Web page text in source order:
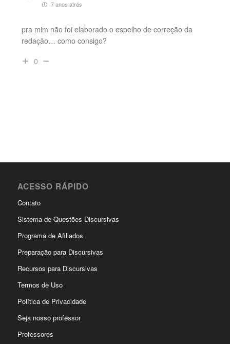
7 anos atrás
pra mim não foi elaborado o espelho de correção da
redação… como consigo?
0
ACESSO RÁPIDO
Contato
Sistema de Questões Discursivas
Programa de Afiliados
Preparação para Discursivas
Recursos para Discursivas
Termos de Uso
Política de Privacidade
Seja nosso professor
Professores